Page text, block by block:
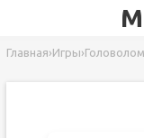
Главная›Игры›